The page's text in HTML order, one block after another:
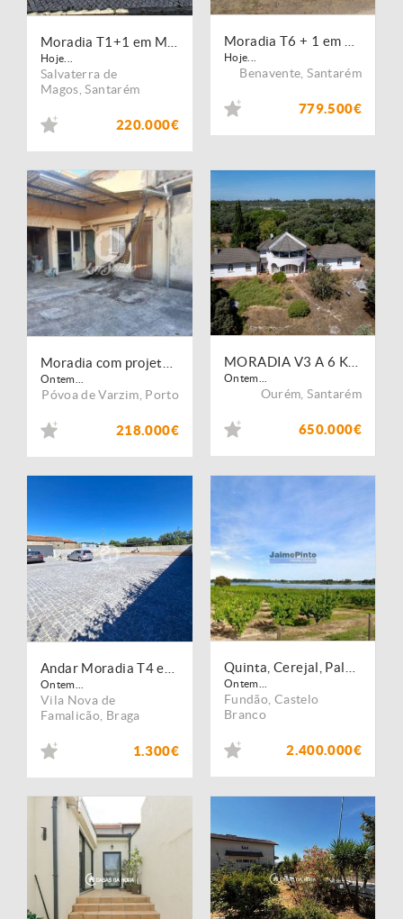
Hoje...
Salvaterra de
Magos ,Santarém
220.000€
Hoje...
Benavente ,Santarém
779.500€
Ontem...
Póvoa de Varzim Porto
218.000€
Ontem...
Ourém ,Santarém
650.000€
Ontem...
Vila Nova de
Famalicão Braga
1.300€
Ontem...
Fundão Castelo
Branco
2.400.000€